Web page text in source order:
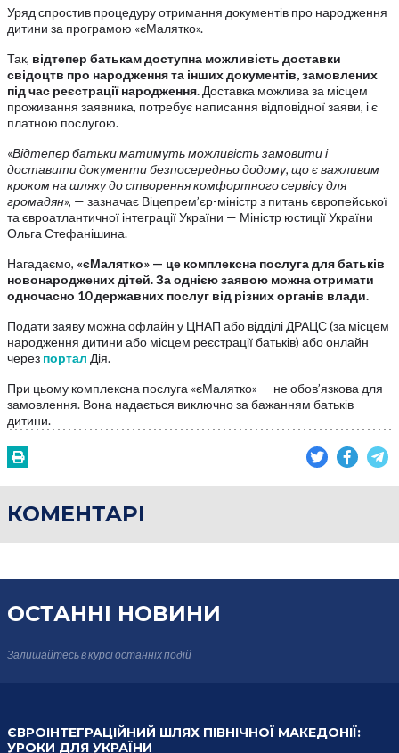
Уряд спростив процедуру отримання документів про народження
дитини за програмою «єМалятко».
Так, відтепер батькам доступна можливість доставки
свідоцтв про народження та інших документів, замовлених
під час реєстрації народження. Доставка можлива за місцем
проживання заявника, потребує написання відповідної заяви, і є
платною послугою.
«Відтепер батьки матимуть можливість замовити і
доставити документи безпосередньо додому, що є важливим
кроком на шляху до створення комфортного сервісу для
громадян», — зазначає Віцепрем’єр-міністр з питань європейської
та євроатлантичної інтеграції України — Міністр юстиції України
Ольга Стефанішина.
Нагадаємо, «єМалятко» — це комплексна послуга для батьків
новонароджених дітей. За однією заявою можна отримати
одночасно 10 державних послуг від різних органів влади.
Подати заяву можна офлайн у ЦНАП або відділі ДРАЦС (за місцем
народження дитини або місцем реєстрації батьків) або онлайн
через портал Дія.
При цьому комплексна послуга «єМалятко» — не обов’язкова для
замовлення. Вона надається виключно за бажанням батьків
дитини.
КОМЕНТАРІ
ОСТАННІ НОВИНИ
Залишайтесь в курсіостанніх подій
ЄВРОІНТЕГРАЦІЙНИЙ ШЛЯХ ПІВНІЧНОЇ МАКЕДОНІЇ:
УРОКИ ДЛЯ УКРАЇНИ